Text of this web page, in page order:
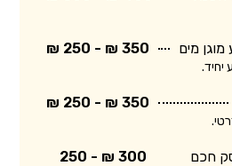
מים 350 ₪ - 250 ₪
350 ₪ - 250 ₪
חכם
300 ₪ - 250